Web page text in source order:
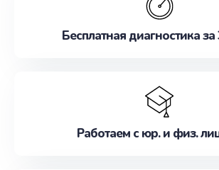
Бесплатная диагностика
Работаем с юр. и физ.